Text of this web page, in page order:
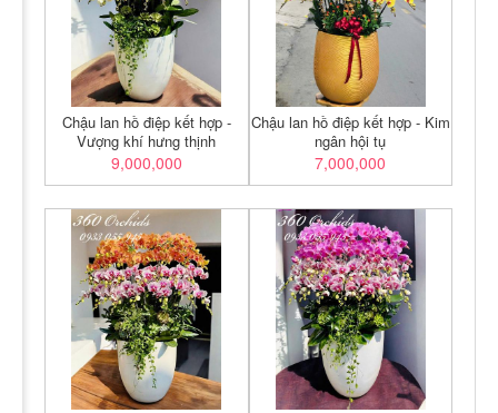
Chậu lan hồ điệp kết hợp -
Vượng khí hưng thịnh
9,000,000
Chậu lan hồ điệp kết hợp - Kim
ngân hội tụ
7,000,000